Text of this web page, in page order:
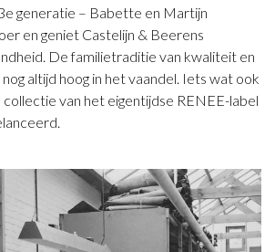
generatie – Babette en Martijn
en geniet Castelijn & Beerens
De familietraditie van kwaliteit en
altijd hoog in het vaandel. Iets wat ook
collectie van het eigentijdse RENEE-label